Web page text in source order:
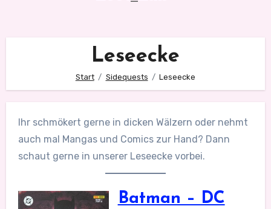
Leseecke
Start Sidequests Leseecke
Ihr schmökert gerne in dicken Wälzern oder nehmt
auch mal Mangas und Comics zur Hand? Dann
schaut gerne in unserer Leseecke vorbei.
Batman – DC